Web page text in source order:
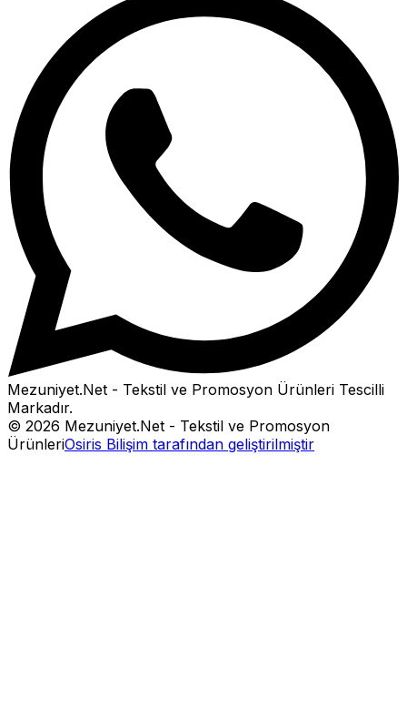
Mezuniyet.Net - Tekstil ve Promosyon Ürünleri Tescilli
Markadır.
© 2026 Mezuniyet.Net - Tekstil ve Promosyon
ÜrünleriOsiris Bilişim tarafından geliştirilmiştir